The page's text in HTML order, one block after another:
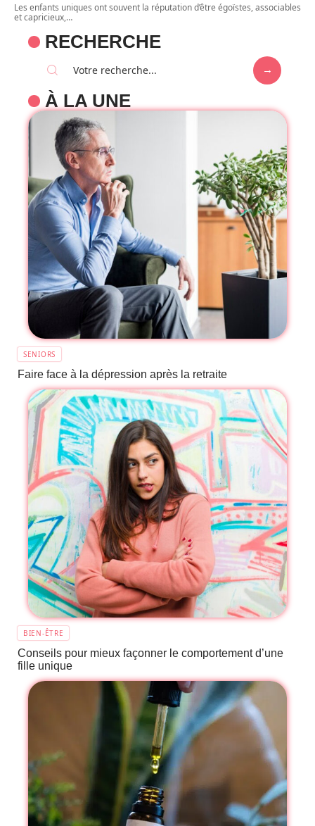
Les enfants uniques ont souvent la réputation d’être égoïstes, associables
et capricieux,…
RECHERCHE
À LA UNE
SENIORS
Faire face à la dépression après la retraite
BIEN-ÊTRE
Conseils pour mieux façonner le comportement d’une
fille unique